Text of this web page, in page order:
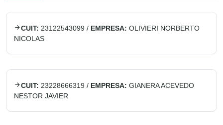
CUIT: 23122543099 / EMPRESA: OLIVIERI NORBERTO
NICOLAS
CUIT: 23228666319 / EMPRESA: GIANERA ACEVEDO
NESTOR JAVIER